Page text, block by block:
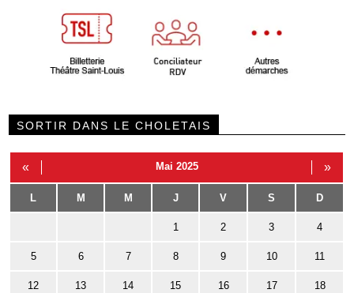
SORTIR DANS LE CHOLETAIS
« Mai 2025 »
L M M J V S D
1 2 3 4
5 6 7 8 9 10 11
12 13 14 15 16 17 18